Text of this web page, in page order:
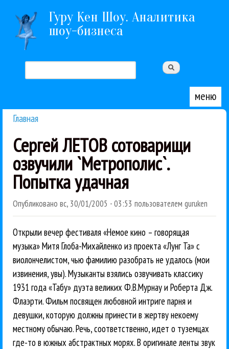
Перейти к основному содержанию
Гуру Кен Шоу. Аналитика
шоу-бизнеса
Форма поиска
меню
Главная
Сергей ЛЕТОВ сотоварищи
озвучили `Метрополис`.
Попытка удачная
Опубликовано вс, 30/01/2005 - 03:53 пользователем guruken
Открыли вечер фестиваля «Немое кино – говорящая
музыка» Митя Глоба-Михайленко из проекта «Лунг Та» с
виолончелистом, чью фамилию разобрать не удалось (мои
извинения, увы). Музыканты взялись озвучивать классику
1931 года «Табу» дуэта великих Ф.В.Мурнау и Роберта Дж.
Флаэрти. Фильм посвящен любовной интриге парня и
девушки, которую должны принести в жертву некоему
местному обычаю. Речь, соответственно, идет о туземцах
где-то в южных абстрактных морях. В оригинале ленты звук